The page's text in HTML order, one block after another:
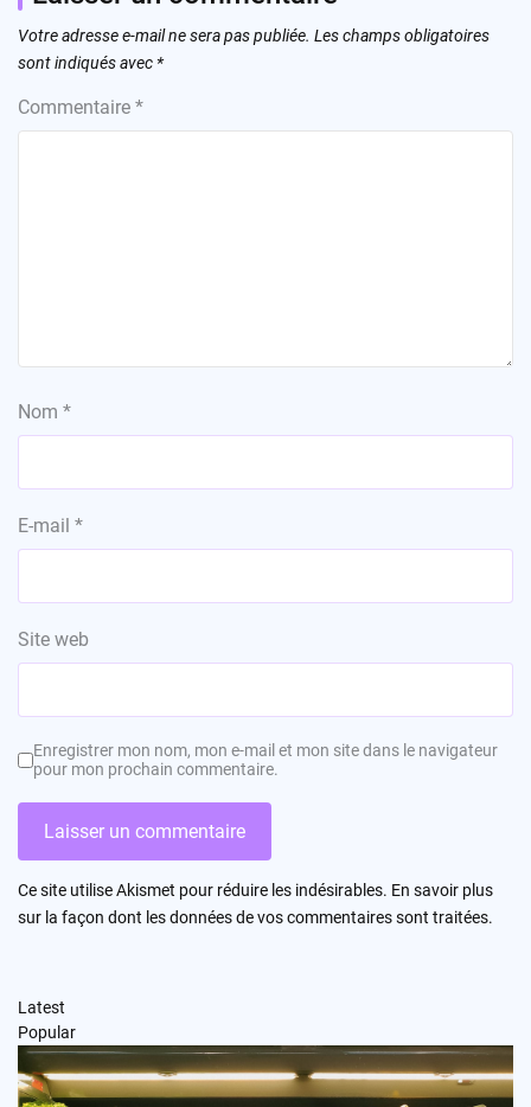
Votre adresse e-mail ne sera pas publiée. Les champs obligatoires
sont indiqués avec *
Commentaire *
Nom *
E-mail *
Site web
Enregistrer mon nom, mon e-mail et mon site dans le navigateur
pour mon prochain commentaire.
Ce site utilise Akismet pour réduire les indésirables. En savoir plus
sur la façon dont les données de vos commentaires sont traitées.
Latest
Popular